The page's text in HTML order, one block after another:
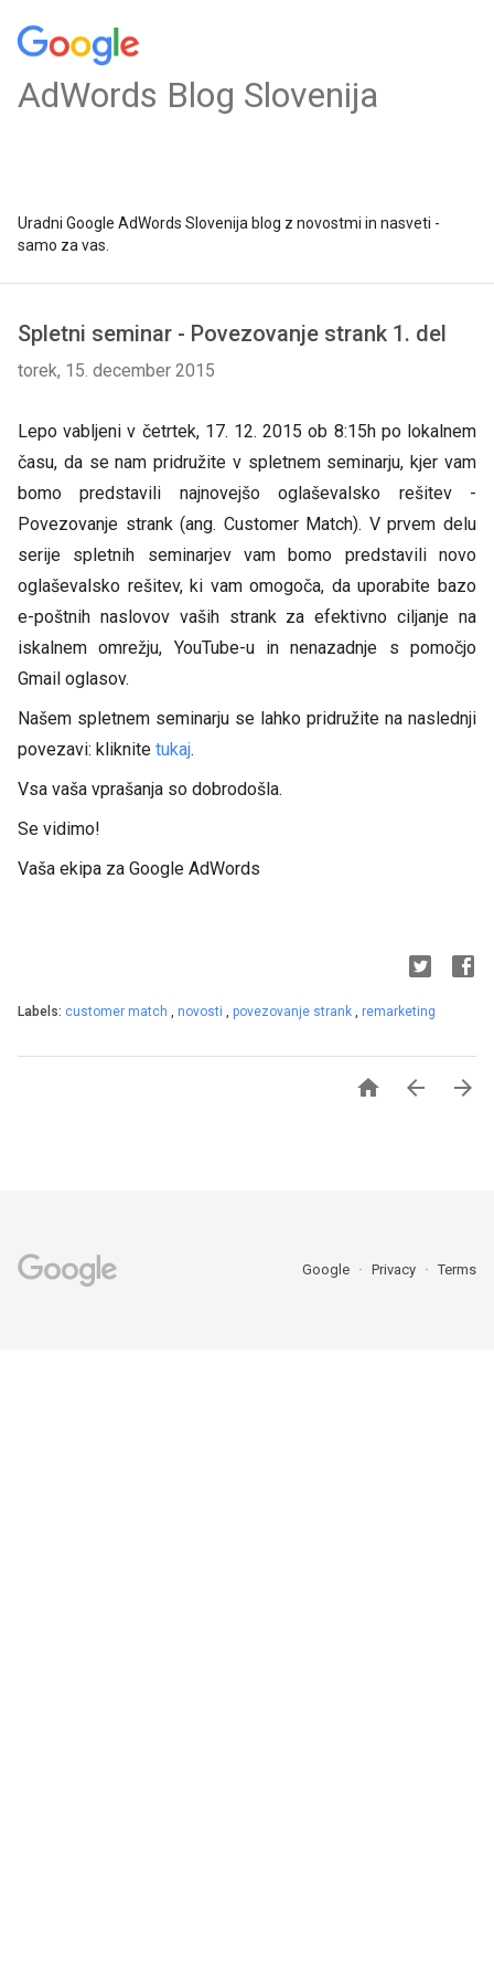
AdWords Blog Slovenija
Uradni Google AdWords Slovenija blog z novostmi in nasveti -
samo za vas.
Spletni seminar - Povezovanje strank 1. del
torek, 15. december 2015
Lepo vabljeni v četrtek, 17. 12. 2015 ob 8:15h po lokalnem
času, da se nam pridružite v spletnem seminarju, kjer vam
bomo predstavili najnovejšo oglaševalsko rešitev -
Povezovanje strank (ang. Customer Match). V prvem delu
serije spletnih seminarjev vam bomo predstavili novo
oglaševalsko rešitev, ki vam omogoča, da uporabite bazo
e-poštnih naslovov vaših strank za efektivno ciljanje na
iskalnem omrežju, YouTube-u in nenazadnje s pomočjo
Gmail oglasov.
Našem spletnem seminarju se lahko pridružite na naslednji
povezavi: kliknite tukaj.
Vsa vaša vprašanja so dobrodošla.
Se vidimo!
Vaša ekipa za Google AdWords
Labels: customer match , novosti , povezovanje strank , remarketing
  
Google Privacy Terms